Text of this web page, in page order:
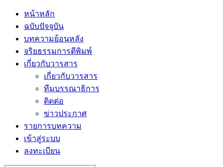
หน้าหลัก
ฉบับปัจจุบัน
บทความย้อนหลัง
จริยธรรมการตีพิมพ์
เกี่ยวกับวารสาร
เกี่ยวกับวารสาร
ทีมบรรณาธิการ
ติดต่อ
ข่าวประกาศ
รายการบทความ
เข้าสู่ระบบ
ลงทะเบียน